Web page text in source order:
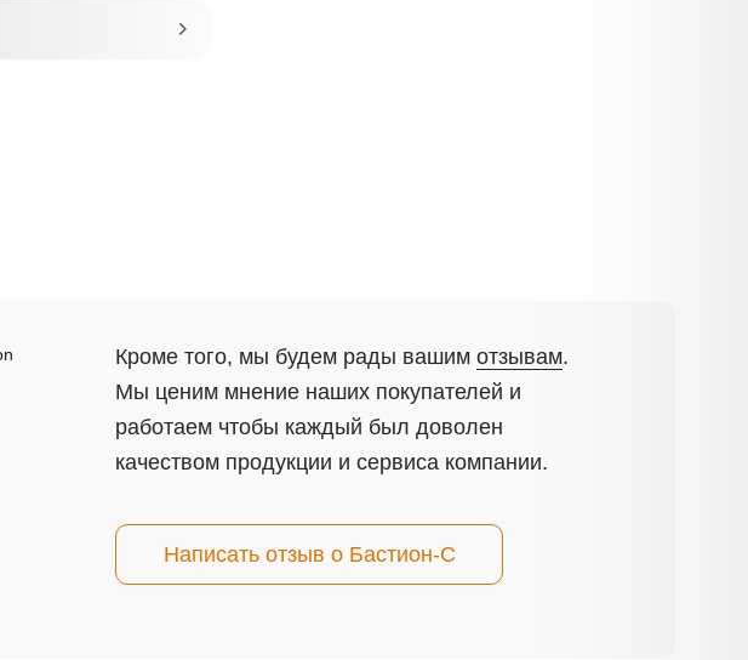
2
Кроме того, мы будем рады вашим отзывам.
Мы ценим мнение наших покупателей и
работаем чтобы каждый был доволен
качеством продукции и сервиса компании.
Написать отзыв о Бастион-С